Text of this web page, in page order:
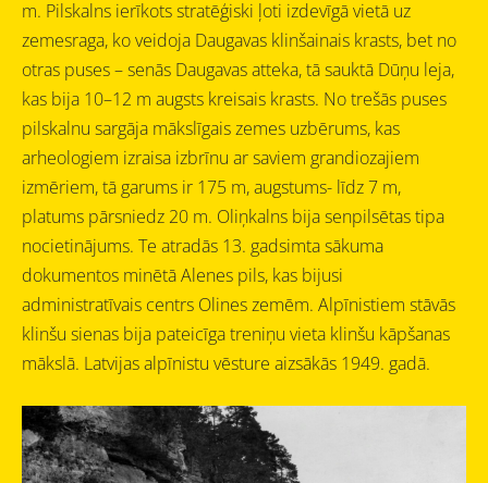
m. Pilskalns ierīkots stratēģiski ļoti izdevīgā vietā uz
zemesraga, ko veidoja Daugavas klinšainais krasts, bet no
otras puses – senās Daugavas atteka, tā sauktā Dūņu leja,
kas bija 10–12 m augsts kreisais krasts. No trešās puses
pilskalnu sargāja mākslīgais zemes uzbērums, kas
arheologiem izraisa izbrīnu ar saviem grandiozajiem
izmēriem, tā garums ir 175 m, augstums- līdz 7 m,
platums pārsniedz 20 m. Oliņkalns bija senpilsētas tipa
nocietinājums. Te atradās 13. gadsimta sākuma
dokumentos minētā Alenes pils, kas bijusi
administratīvais centrs Olines zemēm. Alpīnistiem stāvās
klinšu sienas bija pateicīga treniņu vieta klinšu kāpšanas
mākslā. Latvijas alpīnistu vēsture aizsākās 1949. gadā.